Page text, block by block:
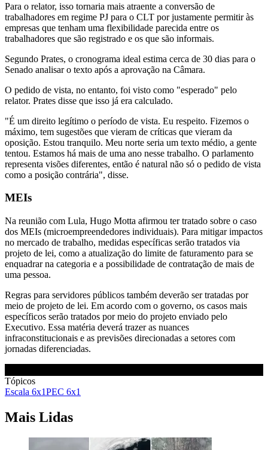
Para o relator, isso tornaria mais atraente a conversão de
trabalhadores em regime PJ para o CLT por justamente permitir às
empresas que tenham uma flexibilidade parecida entre os
trabalhadores que são registrado e os que são informais.
Segundo Prates, o cronograma ideal estima cerca de 30 dias para o
Senado analisar o texto após a aprovação na Câmara.
O pedido de vista, no entanto, foi visto como "esperado" pelo
relator. Prates disse que isso já era calculado.
"É um direito legítimo o período de vista. Eu respeito. Fizemos o
máximo, tem sugestões que vieram de críticas que vieram da
oposição. Estou tranquilo. Meu norte seria um texto médio, a gente
tentou. Estamos há mais de uma ano nesse trabalho. O parlamento
representa visões diferentes, então é natural não só o pedido de vista
como a posição contrária", disse.
MEIs
Na reunião com Lula, Hugo Motta afirmou ter tratado sobre o caso
dos MEIs (microempreendedores individuais). Para mitigar impactos
no mercado de trabalho, medidas específicas serão tratados via
projeto de lei, como a atualização do limite de faturamento para se
enquadrar na categoria e a possibilidade de contratação de mais de
uma pessoa.
Regras para servidores públicos também deverão ser tratadas por
meio de projeto de lei. Em acordo com o governo, os casos mais
específicos serão tratados por meio do projeto enviado pelo
Executivo. Essa matéria deverá trazer as nuances
infraconstitucionais e as previsões direcionadas a setores com
jornadas diferenciadas.
Tópicos
Escala 6x1PEC 6x1
Mais Lidas